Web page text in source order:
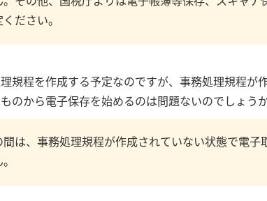
ださい。
規程を作成する予定なのですが、事務処理規程が
のから電子保存を始めるのは問題ないのでしょうか
間は、事務処理規程が作成されていない状態で電